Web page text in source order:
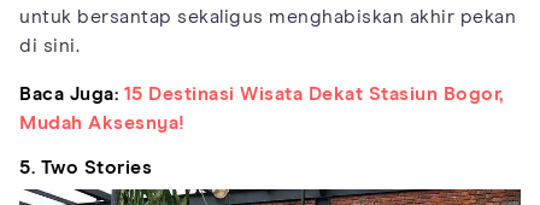
untuk bersantap sekaligus menghabiskan akhir pekan
di sini.
Baca Juga: 15 Destinasi Wisata Dekat Stasiun Bogor,
Mudah Aksesnya!
5. Two Stories